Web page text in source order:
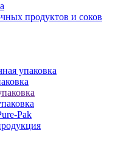
продуктов и соков
упаковка
Pak